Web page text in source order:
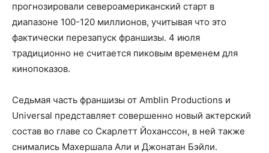
прогнозировали североамериканский старт в
диапазоне 100-120 миллионов, учитывая что это
фактически перезапуск франшизы. 4 июля
традиционно не считается пиковым временем для
кинопоказов.
Седьмая часть франшизы от Amblin Productions и
Universal представляет совершенно новый актерский
состав во главе со Скарлетт Йоханссон, в ней также
снимались Махершала Али и Джонатан Бэйли.